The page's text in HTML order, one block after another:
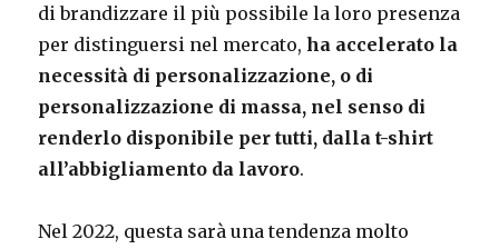
di brandizzare il più possibile la loro presenza
per distinguersi nel mercato,ha accelerato la
necessità di personalizzazione, o di
personalizzazione di massa, nel senso di
renderlo disponibile per tutti, dalla t-shirt
all’abbigliamento da lavoro.
Nel 2022, questa sarà una tendenza molto